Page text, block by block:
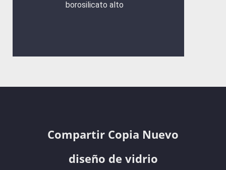
borosilicato alto
Compartir Copia Nuevo
diseño de vidrio